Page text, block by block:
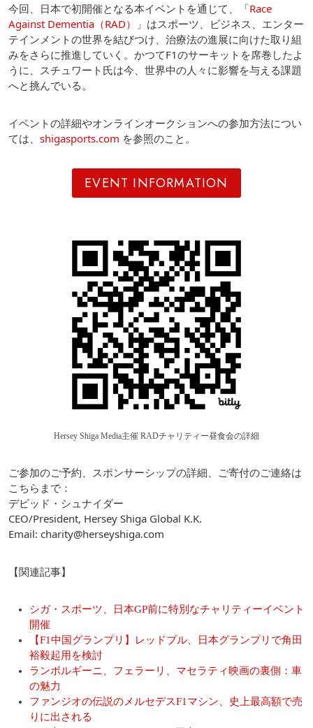
今回、日本で初開催となる本イベントを通じて、「Race
Against Dementia（RAD）
」はスポーツ、ビジネス、エンター
テインメントの世界を結びつけ、治療法の進展に向けた取り組
みをさらに推進していく。かつてF1のサーキットを席巻したよ
うに、スチュワート氏は今、世界中の人々に影響を与える課題
へと挑んでいる。
イベントの詳細やオンラインオークションへの参加方法につい
ては、 shigasports.com を参照のこと。
EVENT INFORMATION
Hersey Shiga Media主催 RADチャリティー昼食会の詳細
ご参加のご予約、スポンサーシップの詳細、ご寄付のご連絡は
こちらまで：
デビッド・シュナイダー
CEO/President, Hersey Shiga Global K.K.
Email: charity@herseyshiga.com
【関連記事】
シガ・スポーツ、日本GP前に特別なチャリティーイベント
開催
【F1中国グランプリ】レッドブル、日本グランプリで角田
裕毅起用を検討
ランボルギーニ、フェラーリ、マセラティ映画の裏側：車
の魅力
ファンジオの伝説のメルセデスF1マシン、史上最高額で売
りに出される